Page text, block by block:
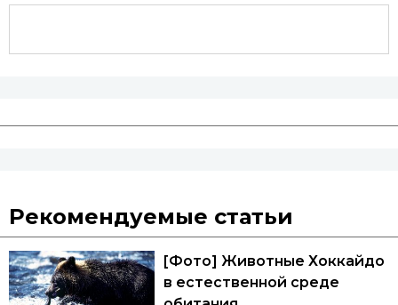
Рекомендуемые статьи
[Фото] Животные Хоккайдо
в естественной среде